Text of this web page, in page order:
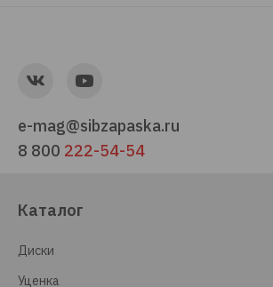
e-mag@sibzapaska.ru
8 800 222-54-54
Каталог
Диски
Уценка